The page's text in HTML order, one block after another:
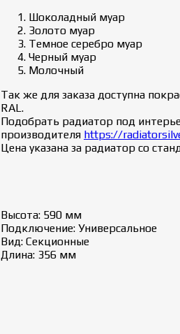
Шоколадный муар
Золото муар
Темное серебро муар
Черный муар
Молочный
Так же для заказа доступна
RAL.
Подобрать радиатор под
производителя https://
Цена указана за радиатор со
Высота: 590 мм
Подключение: Универсальное
Вид: Секционные
Длина: 356 мм